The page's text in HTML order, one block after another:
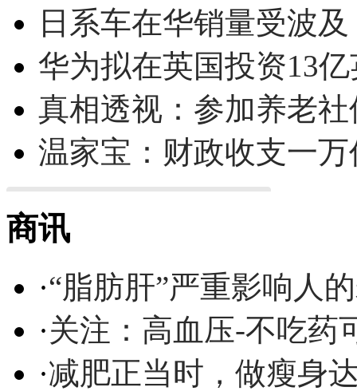
日系车在华销量受波
华为拟在英国投资13
真相透视：参加养老
温家宝：财政收支一
商讯
·“脂肪肝”严重影响人
·关注：高血压-不吃药
·减肥正当时，做瘦身